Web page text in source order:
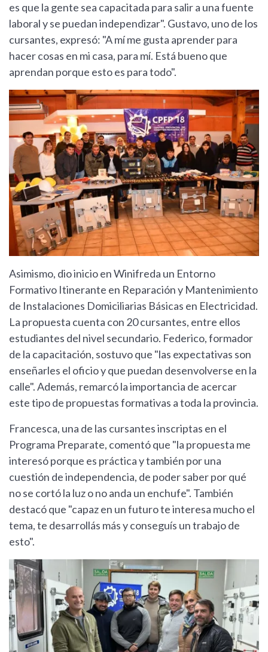
es que la gente sea capacitada para salir a una fuente
laboral y se puedan independizar". Gustavo, uno de los
cursantes, expresó: "A mí me gusta aprender para
hacer cosas en mi casa, para mí. Está bueno que
aprendan porque esto es para todo".
Asimismo, dio inicio en Winifreda un Entorno
Formativo Itinerante en Reparación y Mantenimiento
de Instalaciones Domiciliarias Básicas en Electricidad.
La propuesta cuenta con 20 cursantes, entre ellos
estudiantes del nivel secundario. Federico, formador
de la capacitación, sostuvo que "las expectativas son
enseñarles el oficio y que puedan desenvolverse en la
calle". Además, remarcó la importancia de acercar
este tipo de propuestas formativas a toda la provincia.
Francesca, una de las cursantes inscriptas en el
Programa Preparate, comentó que "la propuesta me
interesó porque es práctica y también por una
cuestión de independencia, de poder saber por qué
no se cortó la luz o no anda un enchufe". También
destacó que "capaz en un futuro te interesa mucho el
tema, te desarrollás más y conseguís un trabajo de
esto".